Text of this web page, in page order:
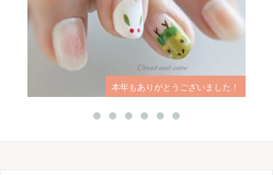
本年もありがとうございました！